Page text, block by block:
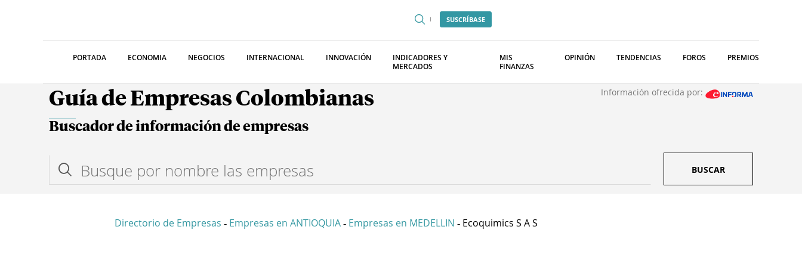
SUSCRÍBASE
PORTADA ECONOMIA NEGOCIOS INTERNACIONAL INNOVACIÓN
INDICADORES Y
MERCADOS
MIS
FINANZAS
OPINIÓN TENDENCIAS FOROS PREMIOS
Guía de Empresas Colombianas Información ofrecida por:
Buscador de información de empresas
BUSCAR
Directorio de Empresas - Empresas en ANTIOQUIA - Empresas en MEDELLIN - Ecoquimics S A S